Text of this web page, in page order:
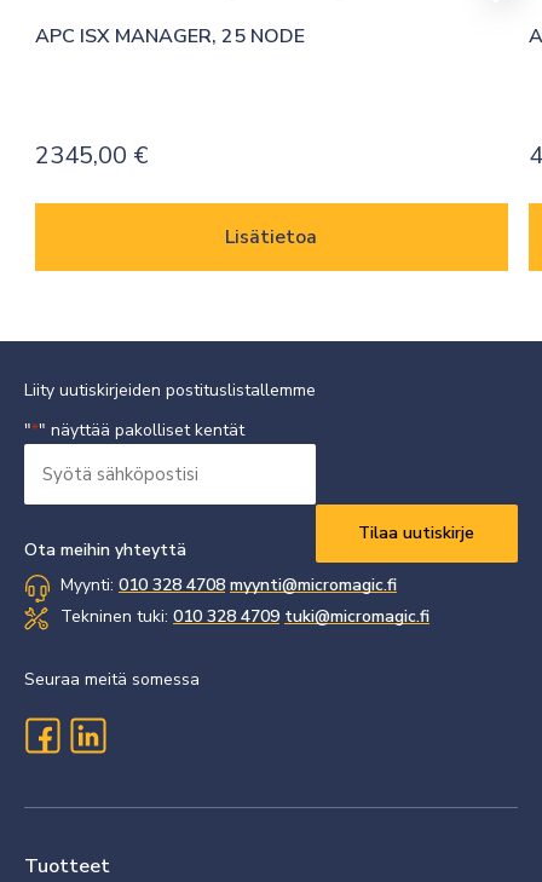
APC ISX MANAGER, 25 NODE
2345,00 €
Lisätietoa
Liity uutiskirjeiden postituslistallemme
"*" näyttää pakolliset kentät
sähköpostisi
Ota meihin yhteyttä
Myynti: 010 328 4708 myynti@micromagic.fi
Tekninen tuki: 010 328 4709 tuki@micromagic.fi
Seuraa meitä somessa
Tuotteet